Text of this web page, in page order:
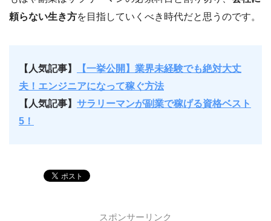
頼らない生き方を目指していくべき時代だと思うのです。
【人気記事】
【一挙公開】業界未経験でも絶対大丈
夫！エンジニアになって稼ぐ方法
【人気記事】 サラリーマンが副業で稼げる資格ベスト
5！
スポンサーリンク